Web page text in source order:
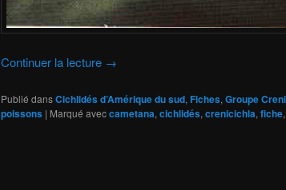
Continuer la lecture →
Publié dansCichlidés d’Amérique du sud, Fiches, Groupe
poissons | Marqué aveccametana, cichlidés, crenicichla, fiche,